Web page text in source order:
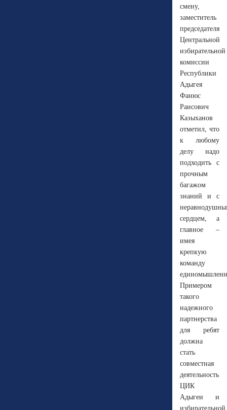
смену,
заместитель
председателя
Центральной
избирательной
комиссии
Республики
Адыгея
Фанюс
Раисович
Казыханов
отметил, что
к любому
делу надо
подходить с
прочным
багажом
знаний и с
сердцем, а
главное –
имея
крепкую
команду
Примером
такого
надежного
партнерства
для ребят
должна
стать
совместная
деятельность
ЦИК
Адыгеи и
избирательной